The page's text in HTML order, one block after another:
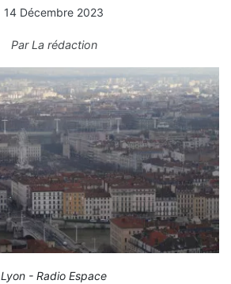
14 Décembre 2023
ParLa rédaction
Lyon - Radio Espace